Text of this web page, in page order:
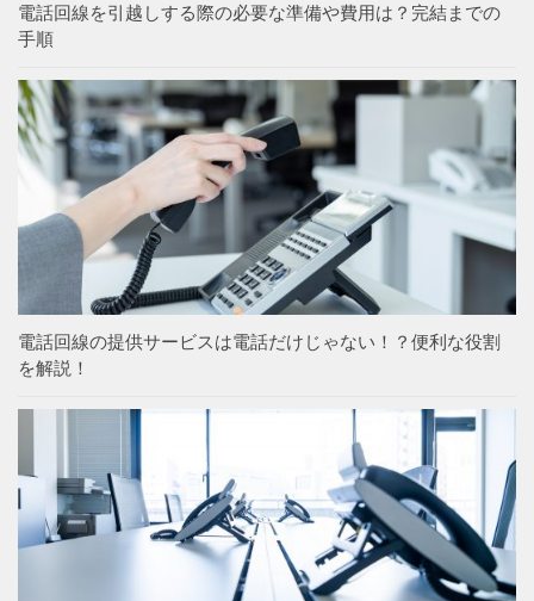
電話回線を引越しする際の必要な準備や費用は？完結までの
手順
電話回線の提供サービスは電話だけじゃない！？便利な役割
を解説！